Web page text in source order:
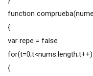
function
{
var repe = false
for(t=0;t<nums.length;t++)
{